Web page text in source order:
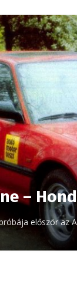
–
először